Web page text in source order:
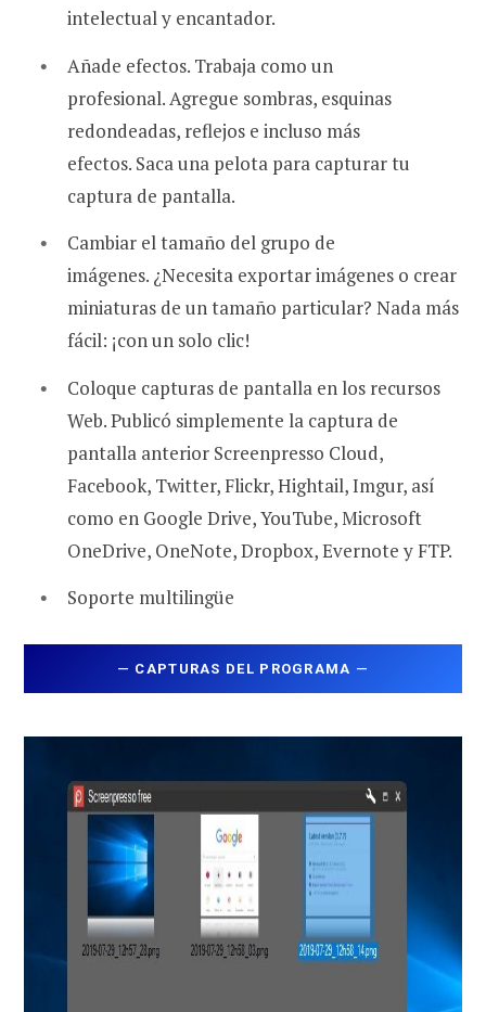
intelectual y encantador.
Añade efectos. Trabaja como un
profesional. Agregue sombras, esquinas
redondeadas, reflejos e incluso más
efectos. Saca una pelota para capturar tu
captura de pantalla.
Cambiar el tamaño del grupo de
imágenes. ¿Necesita exportar imágenes o crear
miniaturas de un tamaño particular? Nada más
fácil: ¡con un solo clic!
Coloque capturas de pantalla en los recursos
Web. Publicó simplemente la captura de
pantalla anterior Screenpresso Cloud,
Facebook, Twitter, Flickr, Hightail, Imgur, así
como en Google Drive, YouTube, Microsoft
OneDrive, OneNote, Dropbox, Evernote y FTP.
Soporte multilingüe
— CAPTURAS DEL PROGRAMA —